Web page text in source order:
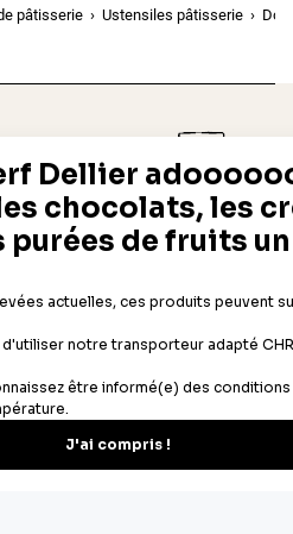
pâtisserie Ustensiles pâtisserie
Livraison rapide 24/48h
Offerte dès 69 € en point
offres spéciales.